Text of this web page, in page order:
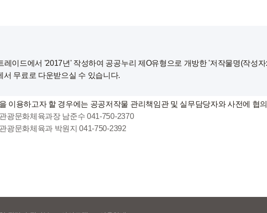
레이드에서 '2017년' 작성하여 공공누리 제O유형으로 개방한 '저작물명(작성
서 무료로 다운받으실 수 있습니다.
이용하고자 할 경우에는 공공저작물 관리책임관 및 실무담당자와 사전에 협
광문화체육과장 남준수 041-750-2370
광문화체육과 박원지 041-750-2392